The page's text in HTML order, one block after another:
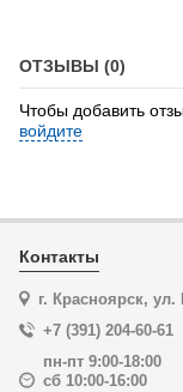
ОТЗЫВЫ (0)
Чтобы добавить
войдите
Контакты
г. Красноярск, ул.
+7 (391) 204-60-61
пн-пт 9:00-18:00
сб 10:00-16:00